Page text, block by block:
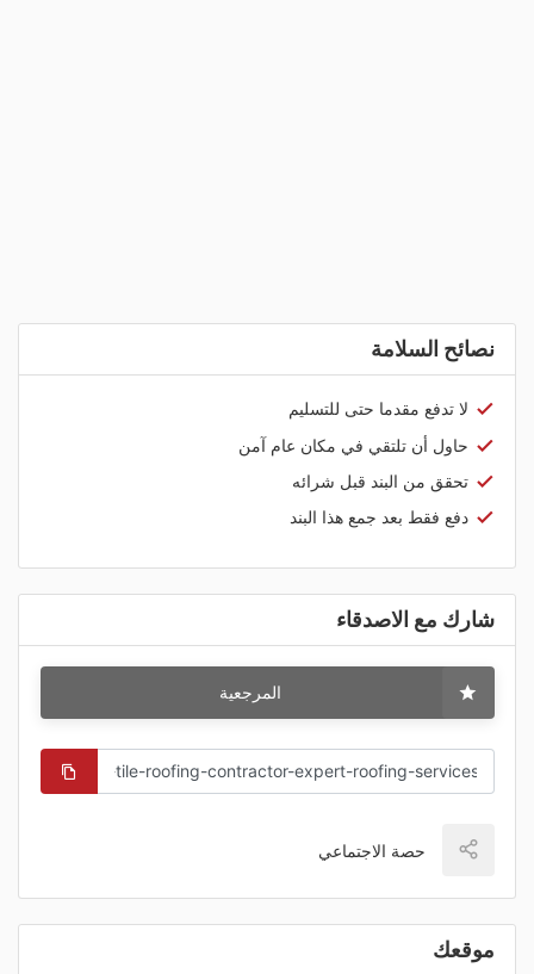
نصائح السلامة
لا تدفع مقدما حتى للتسليم
حاول أن تلتقي في مكان عام آمن
تحقق من البند قبل شرائه
دفع فقط بعد جمع هذا البند
شارك مع الاصدقاء
المرجعية
حصة الاجتماعي
موقعك